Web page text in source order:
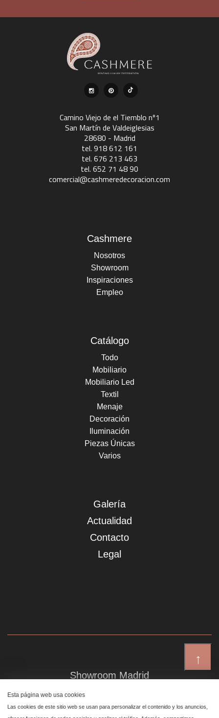
↑
Camino Viejo de el Tiemblo nº1
San Martín de Valdeiglesias
28680 - Madrid
tel. 918 612 161
tel. 676 213 463
tel. 652 71 48 90
comercial@cashmeredecoracion.com
Cashmere
Nosotros
Showroom
Inspiraciones
Empleo
Catálogo
Todo
Mobiliario
Mobiliario Led
Textil
Menaje
Decoración
Iluminación
Piezas Únicas
Varios
Galería
Actualidad
Contacto
Legal
Showroom Madrid
Plaza de Canalejas 6, 4 izq
Centro, 28014 Madrid
Esta página web usa cookies
Las cookies de este sitio web se usan para personalizar el contenido y los anuncios,